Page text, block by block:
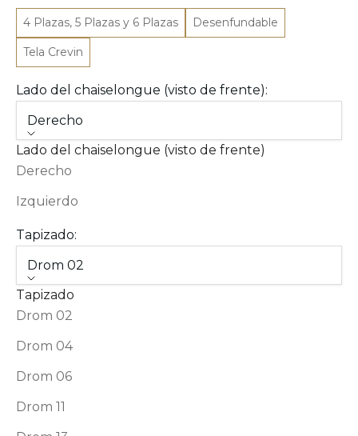
4 Plazas, 5 Plazas y 6 Plazas Desenfundable
Tela Crevin
Lado del chaiselongue (visto de frente):
Derecho
Lado del chaiselongue (visto de frente)
Derecho
Izquierdo
Tapizado:
Drom 02
Tapizado
Drom 02
Drom 04
Drom 06
Drom 11